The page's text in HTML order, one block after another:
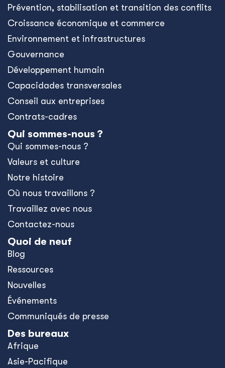
Prévention, stabilisation et transition des conflits
Croissance économique et commerce
Environnement et infrastructures
Gouvernance
Développement humain
Capacidades transversales
Conseil aux entreprises
Contrats-cadres
Qui sommes-nous ?
Qui sommes-nous ?
Valeurs et culture
Notre histoire
Où nous travaillons ?
Travaillez avec nous
Contactez-nous
Quoi de neuf
Blog
Ressources
Nouvelles
Événements
Communiqués de presse
Des bureaux
Afrique
Asie-Pacifique